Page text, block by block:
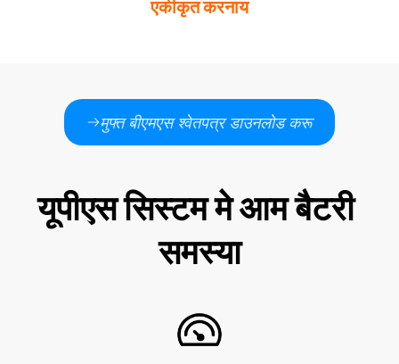
एकीकृत करनाय
मुफ्त बीएमएस श्वेतपत्र डाउनलोड करू
यूपीएस सिस्टम मे आम बैटरी
समस्या